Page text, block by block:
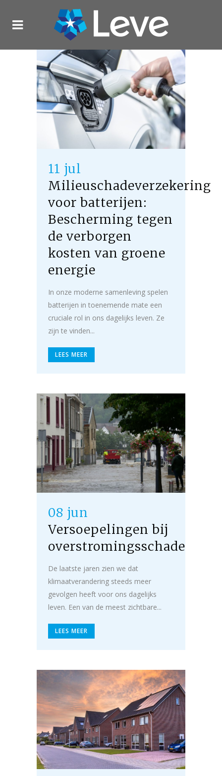
11 jul
Milieuschadeverzekering
voor batterijen:
Bescherming tegen
de verborgen
kosten van groene
energie
In onze moderne samenleving spelen
batterijen in toenemende mate een
cruciale rol in ons dagelijks leven. Ze
zijn te vinden...
LEES MEER
08 jun
Versoepelingen bij
overstromingsschade
De laatste jaren zien we dat
klimaatverandering steeds meer
gevolgen heeft voor ons dagelijks
leven. Een van de meest zichtbare...
LEES MEER